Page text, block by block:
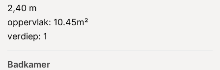
2,40 m
oppervlak: 10.45m²
verdiep: 1
Badkamer